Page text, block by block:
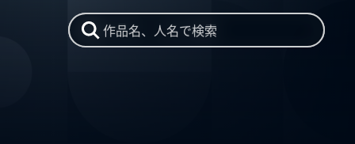
作品名、人名で検索